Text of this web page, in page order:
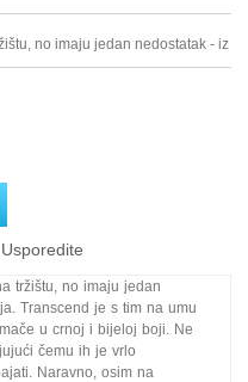
no imaju jedan nedostatak - iz
tržištu, no imaju jedan
Transcend je s tim na umu
u crnoj i bijeloj boji. Ne
čemu ih je vrlo
Naravno, osim na